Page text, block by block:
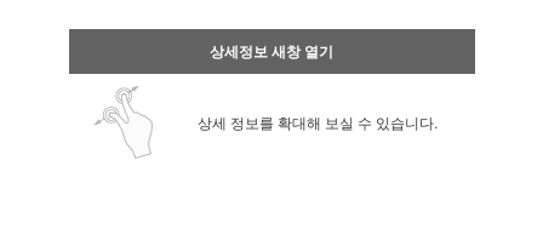
상세정보 새창 열기
상세 정보를 확대해 보실 수 있습니다.